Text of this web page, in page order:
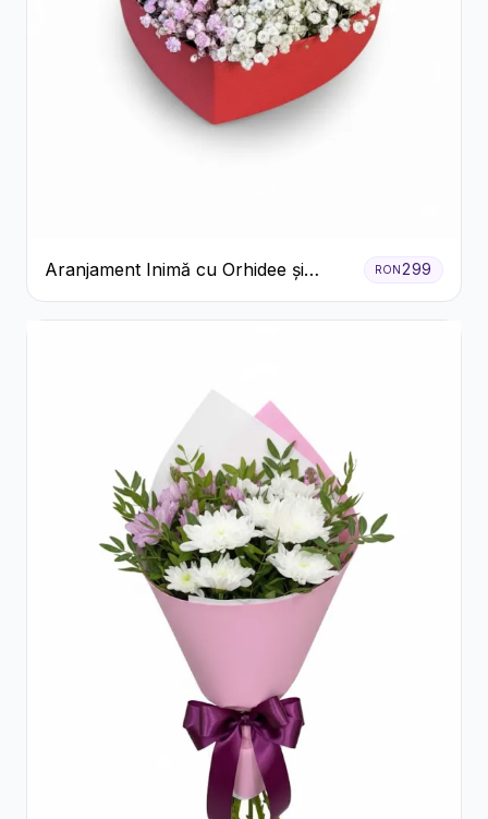
Aranjament Inimă cu Orhidee și
Floarea Miresei
RON299